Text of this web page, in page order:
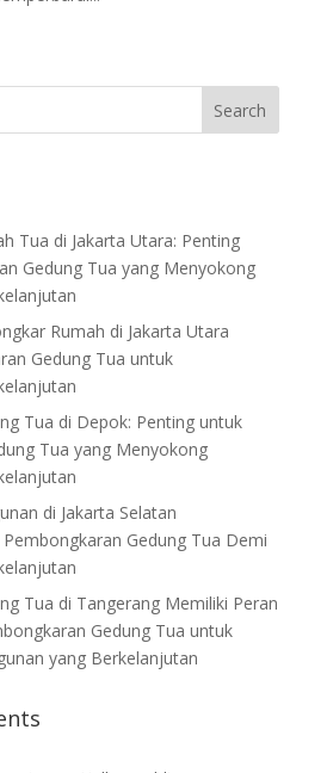
Tua di Jakarta Utara: Penting
Gedung Tua yang Menyokong
Rumah di Jakarta Utara
Gedung Tua untuk
Tua di Depok: Penting untuk
Tua yang Menyokong
di Jakarta Selatan
Gedung Tua Demi
Tua di Tangerang Memiliki Peran
Gedung Tua untuk
yang Berkelanjutan